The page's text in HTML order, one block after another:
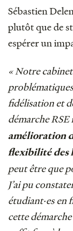
Sébastien
plutôt que de
espérer un
« Notre
fidélisation et
démarche
amélioration
flexibilité des
peut être que
J’ai pu
étudiant·es en
cette